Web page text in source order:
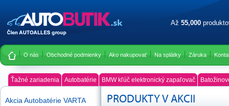
Až 55,000
O nás Obchodné podmienky Ako nakupovať Na splátky Záruka
Ťažné zariadenia Autobatérie BMW kľúč elektronický zapaľovač
Akcia Autobatérie VARTA PRODUKTY V AKCII